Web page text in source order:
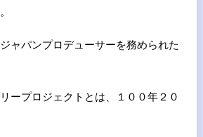
ャパンプロデューサーを務められた
ープロジェクトとは、１００年２０